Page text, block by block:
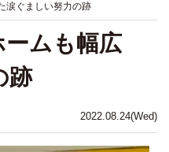
涙ぐましい努力の跡
2022.08.24(Wed)
ームも幅広
跡